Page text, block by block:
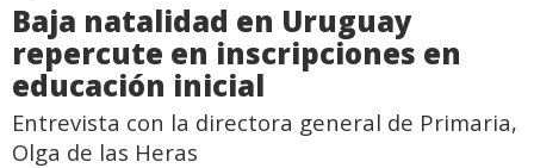
Baja natalidad en Uruguay
repercute en inscripciones en
educación inicial
Entrevista con la directora general de Primaria,
Olga de las Heras